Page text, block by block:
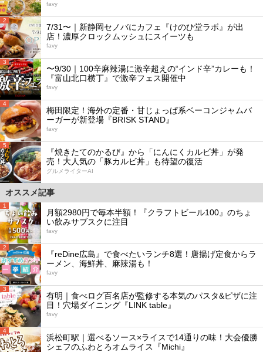
favy
2
7/31〜｜新静岡セノバにカフェ『けのひ堂ラボ』が出
店！濃厚クロックムッシュにスイーツも
favy
3
〜9/30｜100辛麻辣湯に激辛超えの“インド辛”カレーも！
『富山北口横丁』で激辛フェス開催中
favy
4
梅田限定！海外の定番・甘じょっぱ系ベーコンジャムバ
ーガーが新登場『BRISK STAND』
favy
5
『焼きたてのかるび』から「にんにくカルビ丼」が発
売！大人気の「豚カルビ丼」も待望の復活
グルメライターAI
オススメ記事
1
月額2980円で毎本半額！『クラフトビール100』のちょ
い飲みサブスクに注目
favy
2
『reDine広島』で食べたいランチ8選！唐揚げ定食からラ
ーメン、海鮮丼、麻辣湯も！
favy
3
有明｜食べログ百名店が監修する本気のパスタ&ピザに注
目！穴場ダイニング『LINK table』
favy
4
浜松町駅｜選べるソース×ライスで14通りの味！大会優勝
シェフのふわとろオムライス『Michi』